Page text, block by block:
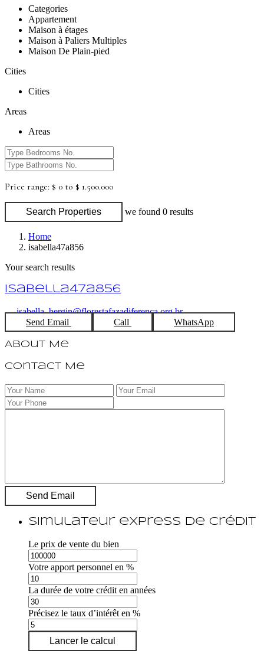
Categories
Appartement
Maison à étages
Maison à Paliers Multiples
Maison De Plain-pied
Cities
Cities
Areas
Areas
Price range: $ 0 to $ 1.500.000
Search Properties we found 0 results
Home
isabella47a856
Your search results
isabella47a856
isabella_bergin@florestafazadiferenca.org.br
Send Email
Call WhatsApp
About Me
Contact Me
Simulateur express de crédit
Le prix de vente du bien
Votre apport personnel en %
La durée de votre crédit en années
Précisez le taux d’intérêt en %
Lancer le calcul